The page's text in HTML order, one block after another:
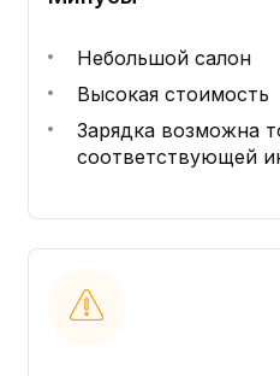
Небольшой салон
Высокая стоимость
Зарядка возможна
соответствующей